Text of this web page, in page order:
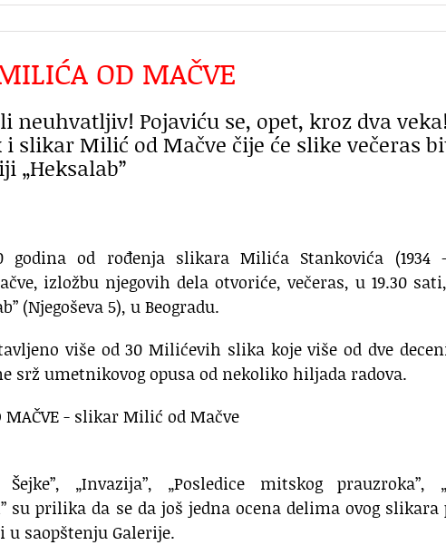
OD MAČVE
neuhvatljiv! Pojaviću se, opet, kroz dva
slikar Milić od Mačve čije će slike večeras
„Heksalab”
godina od rođenja slikara Milića Stankovića (1934
izložbu njegovih dela otvoriće, večeras, u 19.30
(Njegoševa 5), u Beogradu.
više od 30 Milićevih slika koje više od dve
srž umetnikovog opusa od nekoliko hiljada radova.
„Invazija”, „Posledice mitskog prauzroka”,
su prilika da se da još jedna ocena delima ovog slikara
u saopštenju Galerije.